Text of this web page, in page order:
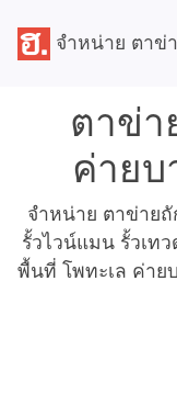
จำหน่าย ตาข่
ตาข่า
ค่ายบ
จำหน่าย ตาข่าย
รั้วไวน์แมน รั้วเท
พื้นที่ โพทะเล ค่าย